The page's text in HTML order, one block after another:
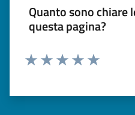
Quanto sono chiare
questa pagina?